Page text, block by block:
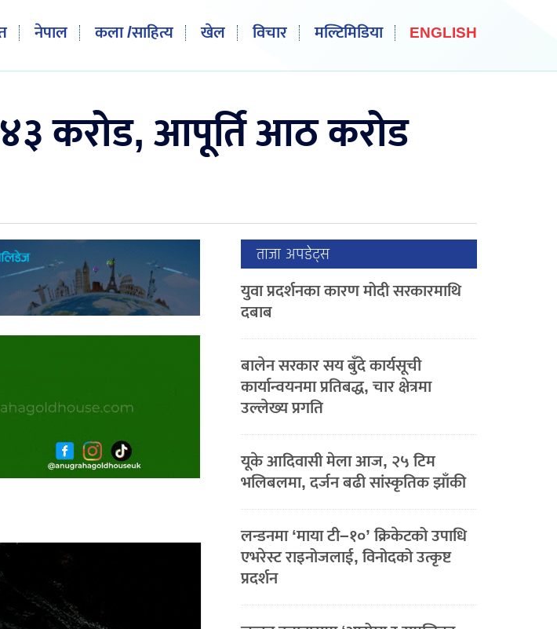
नेपाल कला /साहित्य खेल विचार मल्टिमिडिया ENGLISH
४३ करोड, आपूर्ति आठ करोड
ताजा अपडेट्स
युवा प्रदर्शनका कारण मोदी सरकारमाथि
दबाब
बालेन सरकार सय बुँदे कार्यसूची
कार्यान्वयनमा प्रतिबद्ध, चार क्षेत्रमा
उल्लेख्य प्रगति
यूके आदिवासी मेला आज, २५ टिम
भलिबलमा, दर्जन बढी सांस्कृतिक झाँकी
लन्डनमा ‘माया टी–१०’ क्रिकेटको उपाधि
एभरेस्ट राइनोजलाई, विनोदको उत्कृष्ट
प्रदर्शन